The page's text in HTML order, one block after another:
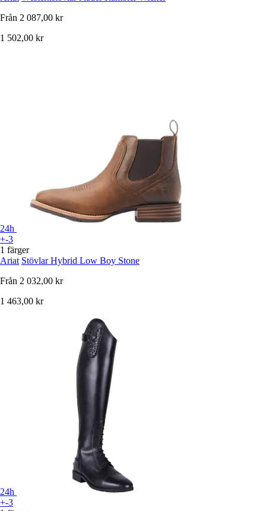
Från 2 087,00 kr
1 502,00 kr
24h
+-3
1 färger
Ariat Stövlar Hybrid Low Boy Stone
Från 2 032,00 kr
1 463,00 kr
24h
+-3